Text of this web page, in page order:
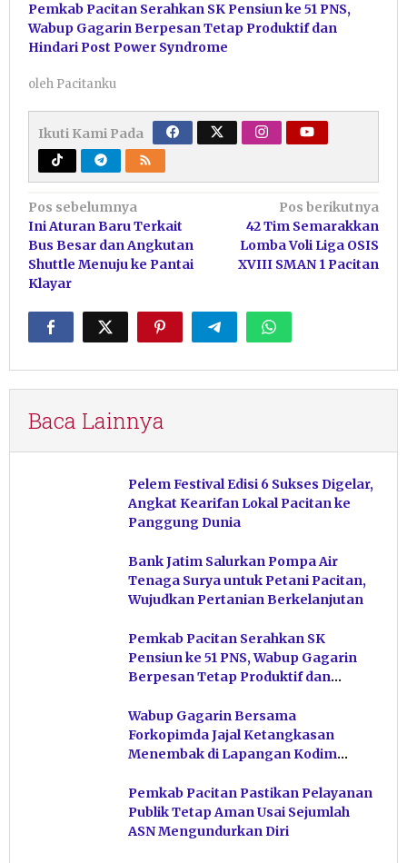
Pemkab Pacitan Serahkan SK Pensiun ke 51 PNS,
Wabup Gagarin Berpesan Tetap Produktif dan
Hindari Post Power Syndrome
oleh Pacitanku
Ikuti Kami Pada
Navigasi
pos
Pos sebelumnya
Ini Aturan Baru Terkait
Bus Besar dan Angkutan
Shuttle Menuju ke Pantai
Klayar
Pos berikutnya
42 Tim Semarakkan
Lomba Voli Liga OSIS
XVIII SMAN 1 Pacitan
Baca Lainnya
Pelem Festival Edisi 6 Sukses Digelar,
Angkat Kearifan Lokal Pacitan ke
Panggung Dunia
Bank Jatim Salurkan Pompa Air
Tenaga Surya untuk Petani Pacitan,
Wujudkan Pertanian Berkelanjutan
Pemkab Pacitan Serahkan SK
Pensiun ke 51 PNS, Wabup Gagarin
Berpesan Tetap Produktif dan
Wabup Gagarin Bersama
Forkopimda Jajal Ketangkasan
Menembak di Lapangan Kodim
Pemkab Pacitan Pastikan Pelayanan
Publik Tetap Aman Usai Sejumlah
ASN Mengundurkan Diri